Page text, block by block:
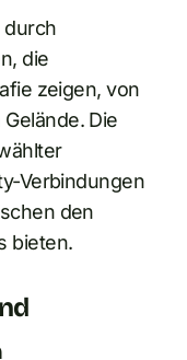
durch
die
zeigen, von
Die
Verbindungen
den
bieten.